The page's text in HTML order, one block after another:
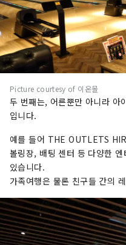
Picture courtesy of 이온몰
두 번째는, 어른뿐만 아니라 아
입니다.
예를 들어 THE OUTLETS
볼링장, 배팅 센터 등 다양한
있습니다.
가족여행은 물론 친구들 간의